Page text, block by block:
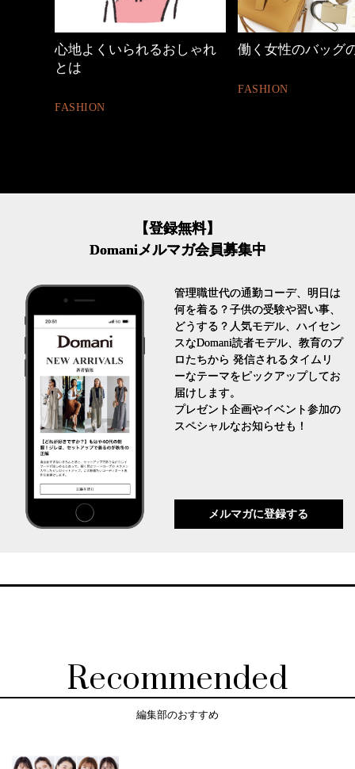
心地よくいられるおしゃれ
とは
FASHION
働く女性のバッグ
FASHION
【登録無料】
Domaniメルマガ会員募集中
管理職世代の通勤コーデ、明日は
何を着る？子供の受験や習い事、
どうする？人気モデル、ハイセン
スなDomani読者モデル、教育のプ
ロたちから 発信されるタイムリ
ーなテーマをピックアップしてお
届けします。
プレゼント企画やイベント参加の
スペシャルなお知らせも！
メルマガに登録する
Recommended
編集部のおすすめ